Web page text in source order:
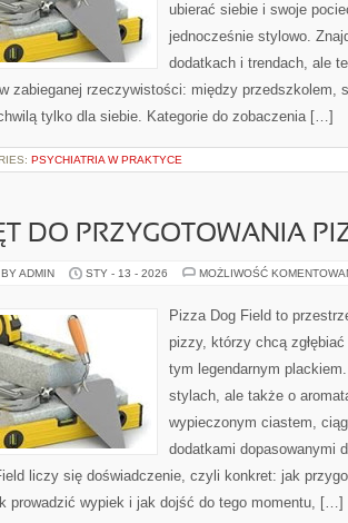
ubierać siebie i swoje
jednocześnie stylowo.
dodatkach i trendach, ale
zabieganej rzeczywistości: między przedszkolem,
tylko dla siebie. Kategorie do zobaczenia […]
PSYCHIATRIA W PRAKTYCE
DO PRZYGOTOWANIA
ADMIN STY - 13 - 2026 MOŻLIWOŚĆ
Pizza Dog Field to
pizzy, którzy chcą
tym legendarnym
stylach, ale także o
wypieczonym ciastem,
dodatkami dopasowanymi
liczy się doświadczenie, czyli konkret: jak
prowadzić wypiek i jak dojść do tego momentu, […]